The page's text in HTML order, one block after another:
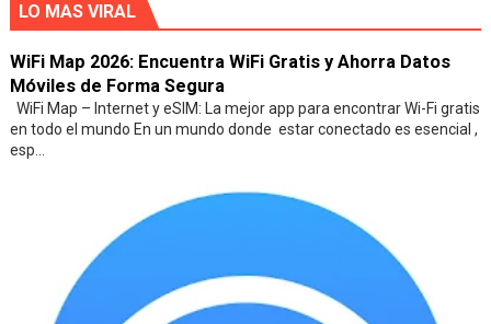
LO MAS VIRAL
WiFi Map 2026: Encuentra WiFi Gratis y Ahorra Datos
Móviles de Forma Segura
WiFi Map – Internet y eSIM: La mejor app para encontrar Wi-Fi gratis
en todo el mundo En un mundo donde estar conectado es esencial ,
esp...